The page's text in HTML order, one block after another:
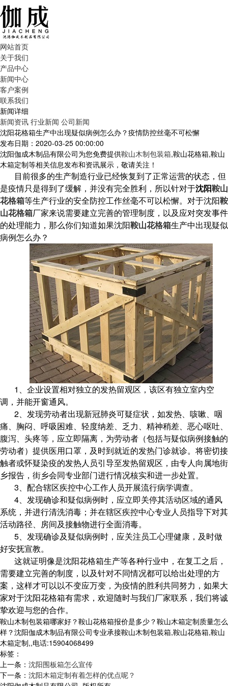
网站首页
关于我们
产品中心
新闻中心
客户案例
联系我们
新闻详细
新闻资讯 行业新闻 公司新闻
沈阳花格箱生产中出现疑似病例怎么办？疫情防控丝毫不可松懈
发布日期：2020-03-25 00:00:00
沈阳伽成木制品有限公司为您免费提供鞍山木制包装箱,鞍山花格箱,鞍山
木箱定制等相关信息发布和资讯展示，敬请关注！
目前很多的生产制造行业已经恢复到了正常运营的状态，但
是疫情只是得到了缓解，并没有完全胜利，所以针对于沈阳鞍山
花格箱等生产行业的安全防控工作丝毫不可以松懈。对于沈阳鞍
山花格箱厂家来说需要建立完善的管理制度，以及应对突发事件
的处理能力，那么你们知道如果沈阳鞍山花格箱生产中出现疑似
病例怎么办？
1、企业设置相对独立的发热留观区，该区有独立室内空
调，并能开窗通风。
2、发现劳动者出现新冠肺炎可疑症状，如发热、咳嗽、咽
痛、胸闷、呼吸困难、轻度纳差、乏力、精神稍差、恶心呕吐、
腹泻、头疼等，应立即隔离，为劳动者（包括与疑似病例接触的
劳动者）提供医用口罩，及时到就近的发热门诊就诊。将密切接
触者或怀疑染疫的发热人员引导至发热留观区，由专人向属地街
乡报告，街乡会同专业部门进行情况核实和进一步处置。
3、配合辖区疾控中心工作人员开展流行病学调查。
4、发现确诊和疑似病例时，应立即关停其活动区域的通风
系统，并进行清洗消毒；并在辖区疾控中心专业人员指导下对其
活动路径、房间及接触物进行全面消毒。
5、发现确诊及疑似病例时，应关注员工心理健康，及时做
好安抚宣教。
这就证明像是沈阳花格箱生产等各种行业中，在复工之后，
需要建立完善的制度，以及针对不同情况都可以给出处理的方
案，这样才可以以不变应万变，为疫情的胜利共同努力，如果大
家对于沈阳花格箱有需求，欢迎随时与我们厂家联系，我们将诚
挚欢迎与您的合作。
鞍山木制包装箱哪家好？鞍山花格箱报价是多少？鞍山木箱定制质量怎么
样？沈阳伽成木制品有限公司专业承接鞍山木制包装箱,鞍山花格箱,鞍山
木箱定制,,电话:15904068499
标签：
上一条： 沈阳围板箱怎么宣传
下一条： 沈阳木箱定制有着怎样的优点呢？